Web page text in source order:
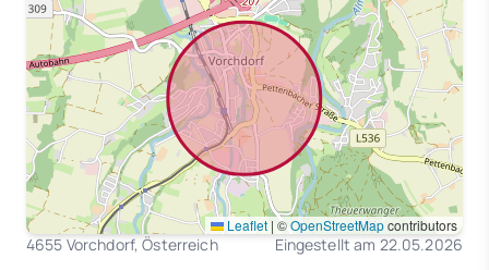
Leaflet | ©OpenStreetMapcontributors
4655 Vorchdorf, Österreich Eingestellt am 22.05.2026